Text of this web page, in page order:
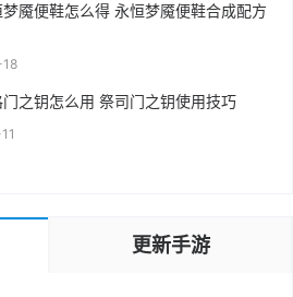
魇便鞋怎么得 永恒梦魇便鞋合成配方
之钥怎么用 祭司门之钥使用技巧
更新手游